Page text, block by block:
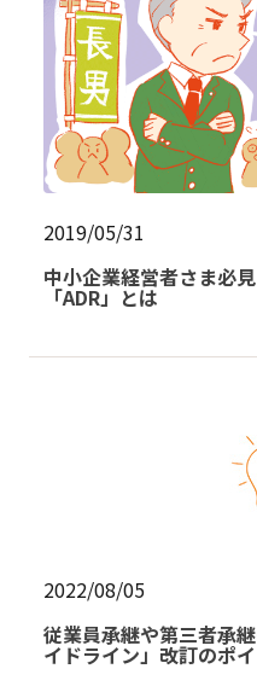
2019/05/31
中小企業経営者さま必
「ADR」とは
2022/08/05
従業員承継や第三者承
イドライン」改訂のポ